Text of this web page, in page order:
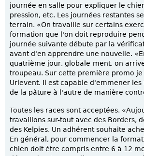
journée en salle pour expliquer le
pression, etc. Les journées restantes
terrain. «On travaille sur certains
formation que l'on doit reproduire
journée suivante débute par la
avant d'en apprendre une nouvelle.
quatrième jour, globale-ment, on
troupeau. Sur cette première promo
Urlevent. Il est capable d'emmener
de la pâture à l'autre de manière
Toutes les races sont acceptées.
travaillons sur-tout avec des Borders,
des Kelpies. Un adhérent souhaite
En général, pour commencer la
chien doit être compris entre 6 à 12